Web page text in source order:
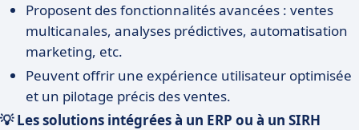
Proposent des fonctionnalités avancées : ventes
multicanales, analyses prédictives, automatisation
marketing, etc.
Peuvent offrir une expérience utilisateur optimisée
et un pilotage précis des ventes.
💡 Les solutions intégrées à un ERP ou à un SIRH